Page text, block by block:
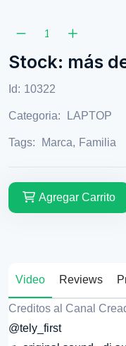
Stock: más
Id: 10322
Categoria: LAPTOP
Tags: Marca, Familia
Agregar Carrito
Video Reviews
Creditos al Canal
@tely_first